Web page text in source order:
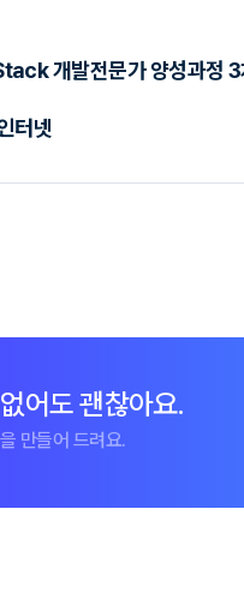
개발전문가 양성과정
터넷
어도 괜찮아요.
만들어 드려요.